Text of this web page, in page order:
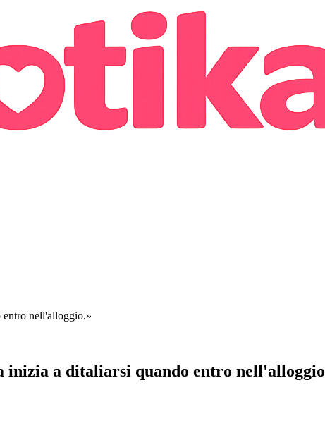
entro nell'alloggio.»
inizia a ditaliarsi quando entro